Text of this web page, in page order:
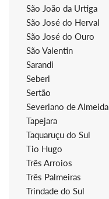
São João da Urtiga
São José do Herval
São José do Ouro
São Valentin
Sarandi
Seberi
Sertão
Severiano de Almeida
Tapejara
Taquaruçu do Sul
Tio Hugo
Três Arroios
Três Palmeiras
Trindade do Sul